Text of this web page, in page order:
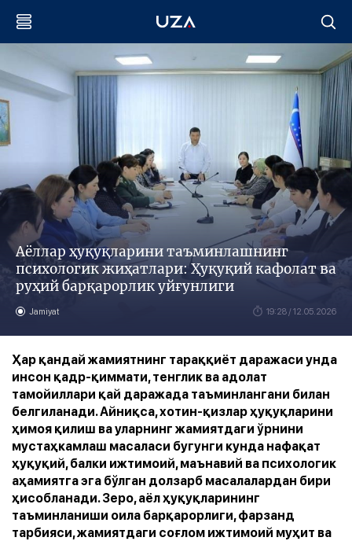
Аёллар ҳуқуқларини таъминлашнинг
психологик жиҳатлари: Ҳуқуқий кафолат ва
руҳий барқарорлик уйғунлиги
Jamiyat 19:28 / 12.05.2026
Ҳар қандай жамиятнинг тараққиёт даражаси унда
инсон қадр-қиммати, тенглик ва адолат
тамойиллари қай даражада таъминлангани билан
белгиланади. Айниқса, хотин-қизлар ҳуқуқларини
ҳимоя қилиш ва уларнинг жамиятдаги ўрнини
мустаҳкамлаш масаласи бугунги кунда нафақат
ҳуқуқий, балки ижтимоий, маънавий ва психологик
аҳамиятга эга бўлган долзарб масалалардан бири
ҳисобланади. Зеро, аёл ҳуқуқларининг
таъминланиши оила барқарорлиги, фарзанд
тарбияси, жамиятдаги соғлом ижтимоий муҳит ва